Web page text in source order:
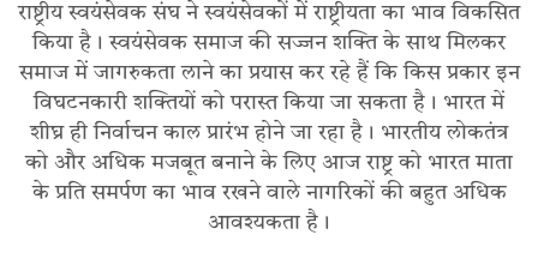
राष्ट्रीय स्वयंसेवक संघ ने स्वयंसेवकों में राष्ट्रीयता का भाव विकसित
किया है। स्वयंसेवक समाज की सज्जन शक्ति के साथ मिलकर
समाज में जागरुकता लाने का प्रयास कर रहे हैं कि किस प्रकार इन
विघटनकारी शक्तियों को परास्त किया जा सकता है। भारत में
शीघ्र ही निर्वाचन काल प्रारंभ होने जा रहा है। भारतीय लोकतंत्र
को और अधिक मजबूत बनाने के लिए आज राष्ट्र को भारत माता
के प्रति समर्पण का भाव रखने वाले नागरिकों की बहुत अधिक
आवश्यकता है।